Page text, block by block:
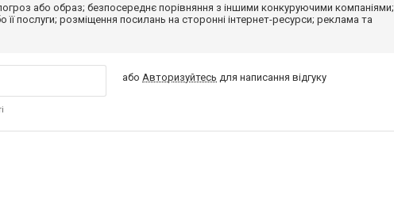
або образ; безпосереднє порівняння з іншими конкуруючими компаніями;
її послуги; розміщення посилань на сторонні інтернет-ресурси; реклама та
або Авторизуйтесь для написання відгуку